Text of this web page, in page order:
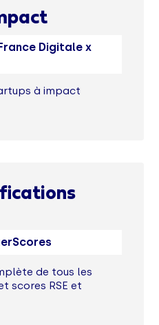
Digitale x
à impact
de tous les
scores RSE et